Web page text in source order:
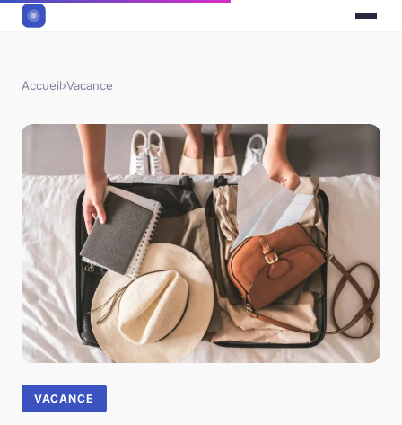
Accueil›Vacance
VACANCE